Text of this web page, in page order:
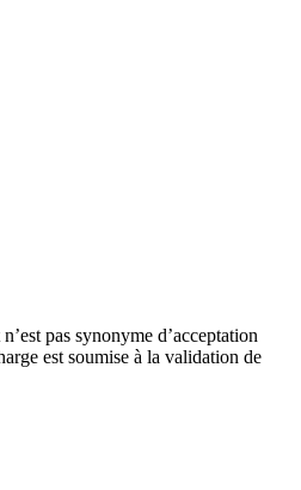
pas synonyme d’acceptation
est soumise à la validation de